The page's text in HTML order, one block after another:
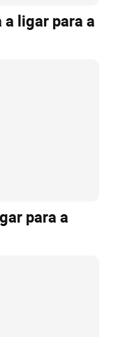
a ligar para a
para a